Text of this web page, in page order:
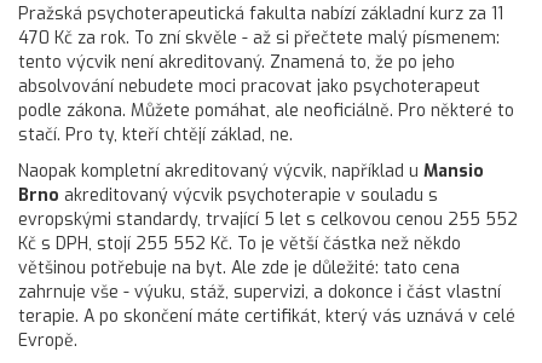
Pražská psychoterapeutická fakulta nabízí základní kurz za 11
470 Kč za rok. To zní skvěle - až si přečtete malý písmenem:
tento výcvik není akreditovaný. Znamená to, že po jeho
absolvování nebudete moci pracovat jako psychoterapeut
podle zákona. Můžete pomáhat, ale neoficiálně. Pro některé to
stačí. Pro ty, kteří chtějí základ, ne.
Naopak kompletní akreditovaný výcvik, například u Mansio
Brno akreditovaný výcvik psychoterapie v souladu s
evropskými standardy, trvající 5 let s celkovou cenou 255 552
Kč s DPH, stojí 255 552 Kč. To je větší částka než někdo
většinou potřebuje na byt. Ale zde je důležité: tato cena
zahrnuje vše - výuku, stáž, supervizi, a dokonce i část vlastní
terapie. A po skončení máte certifikát, který vás uznává v celé
Evropě.